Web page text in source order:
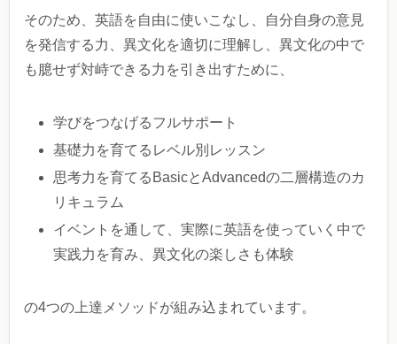
そのため、英語を自由に使いこなし、自分自身の意見
を発信する力、異文化を適切に理解し、異文化の中で
も臆せず対峙できる力を引き出すために、
学びをつなげるフルサポート
基礎力を育てるレベル別レッスン
思考力を育てるBasicとAdvancedの二層構造のカ
リキュラム
イベントを通して、実際に英語を使っていく中で
実践力を育み、異文化の楽しさも体験
の4つの上達メソッドが組み込まれています。